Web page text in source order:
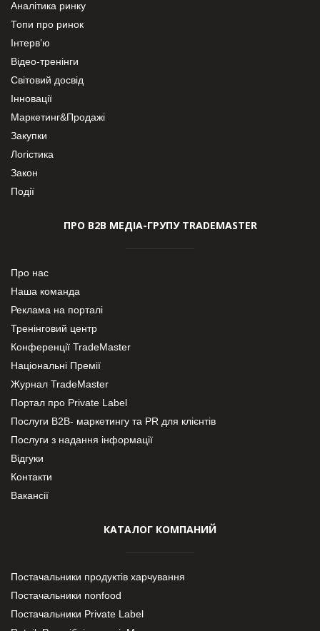
Аналітика ринку
Топи про ринок
Інтерв’ю
Відео-тренінги
Світовий досвід
Інновації
Маркетинг&Продажі
Закупки
Логістика
Закон
Події
ПРО В2В МЕДІА-ГРУПУ TRADEMASTER
Про нас
Наша команда
Реклама на порталі
Тренінговий центр
Конференції TradeMaster
Національні Премії
Журнал TradeMaster
Портал про Private Label
Послуги В2В- маркетингу та PR для клієнтів
Послуги з надання інформації
Відгуки
Контакти
Вакансії
КАТАЛОГ КОМПАНИЙ
Постачальники продуктів харчування
Постачальники nonfood
Постачальники Private Label